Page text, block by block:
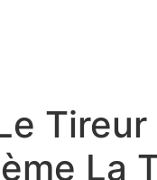
Tireur
La